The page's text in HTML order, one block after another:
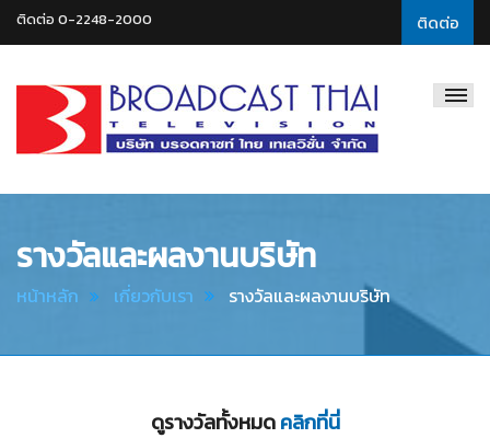
ติดต่อ
ติดต่อ 0-2248-2000
Thai
รางวัลและผลงานบริษัท
หน้าหลัก เกี่ยวกับเรา รางวัลและผลงานบริษัท
ดูรางวัลทั้งหมดคลิกที่นี่